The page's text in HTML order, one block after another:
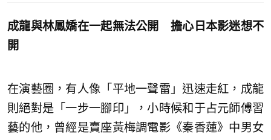
成龍與林鳳嬌在一起無法公開
擔心日本影迷想不
開
在演藝圈，有人像「平地一聲雷」迅速走紅，成龍
則絕對是「一步一腳印」，小時候和于占元師傅習
藝的他，曾經是賣座黃梅調電影《秦香蓮》中男女